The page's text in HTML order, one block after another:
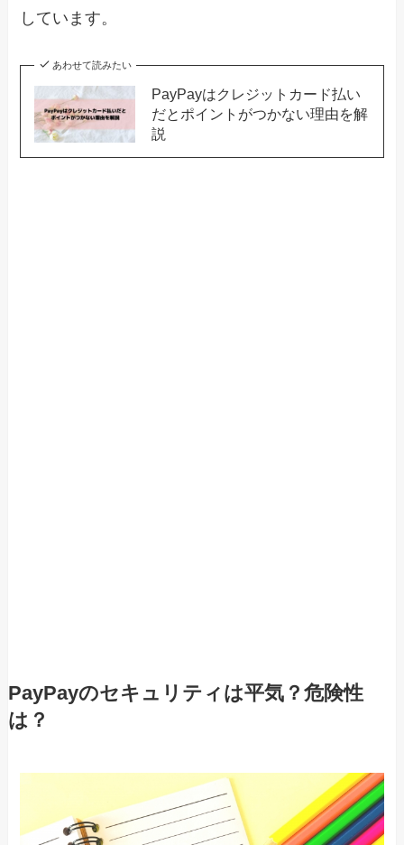
しています。
あわせて読みたい
PayPayはクレジットカード払い
だとポイントがつかない理由を解
説
PayPayのセキュリティは平気？危険性
は？